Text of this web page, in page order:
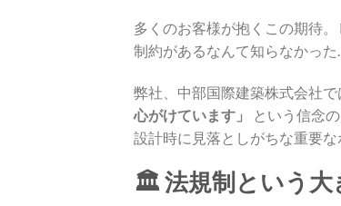
多くのお客様が抱くこの期待
制約があるなんて知らなかっ
弊社、中部国際建築株式会社で
心がけています」
という信念
設計時に見落としがちな重要な
🏛️ 法規制という大